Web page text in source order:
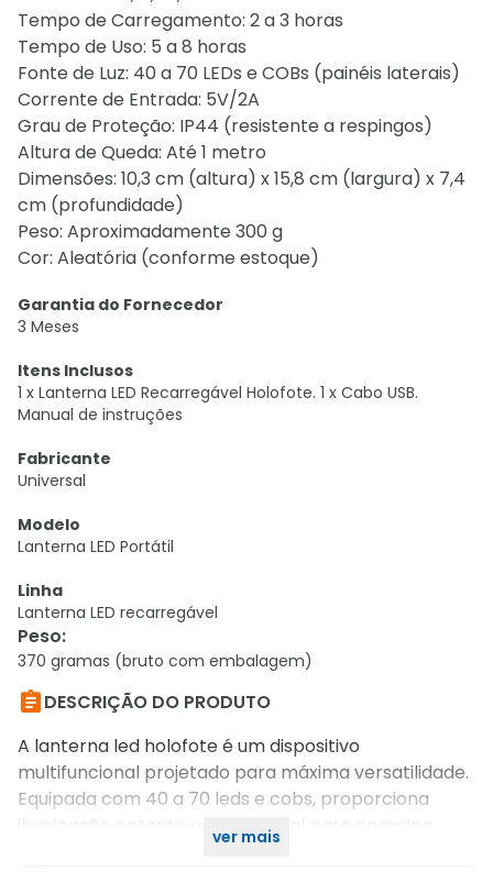
Tempo de Carregamento: 2 a 3 horas
Tempo de Uso: 5 a 8 horas
Fonte de Luz: 40 a 70 LEDs e COBs (painéis laterais)
Corrente de Entrada: 5V/2A
Grau de Proteção: IP44 (resistente a respingos)
Altura de Queda: Até 1 metro
Dimensões: 10,3 cm (altura) x 15,8 cm (largura) x 7,4
cm (profundidade)
Peso: Aproximadamente 300 g
Cor: Aleatória (conforme estoque)
Garantia do Fornecedor
3 Meses
Itens Inclusos
1 x Lanterna LED Recarregável Holofote. 1 x Cabo USB.
Manual de instruções
Fabricante
Universal
Modelo
Lanterna LED Portátil
Linha
Lanterna LED recarregável
Peso:
370 gramas (bruto com embalagem)
DESCRIÇÃO DO PRODUTO
A lanterna led holofote é um dispositivo
multifuncional projetado para máxima versatilidade.
Equipada com 40 a 70 leds e cobs, proporciona
iluminação potente e difusa, ideal para camping,
ver mais